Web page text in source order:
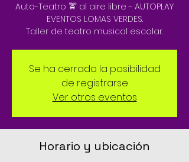
Auto-Teatro 🚖 al aire libre - AUTOPLAY
EVENTOS LOMAS VERDES.
Taller de teatro musical escolar.
Se ha cerrado la posibilidad
de registrarse
Ver otros eventos
Horario y ubicación